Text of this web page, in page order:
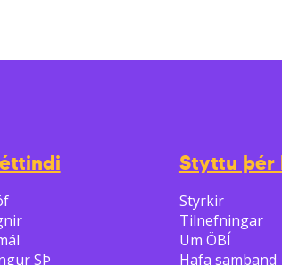
SÞ
Styttu þér
Styrkir
Tilnefningar
Um ÖBÍ
Hafa samband